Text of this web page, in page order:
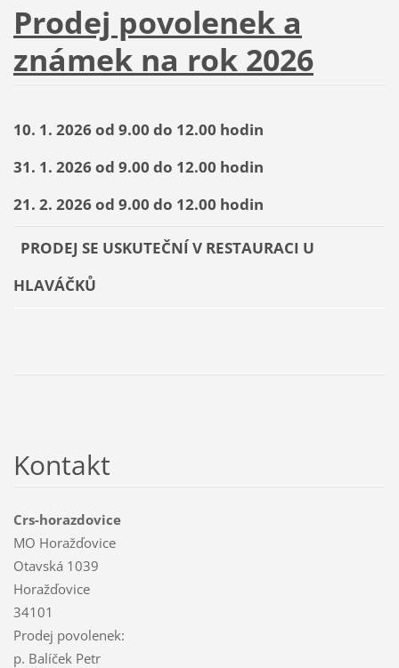
Prodej povolenek a
známek na rok 2026
10. 1. 2026 od 9.00 do 12.00 hodin
31. 1. 2026 od 9.00 do 12.00 hodin
21. 2. 2026 od 9.00 do 12.00 hodin
PRODEJ SE USKUTEČNÍ V RESTAURACI U
HLAVÁČKŮ
Kontakt
Crs-horazdovice
MO Horažďovice
Otavská 1039
Horažďovice
34101
Prodej povolenek:
p. Balíček Petr